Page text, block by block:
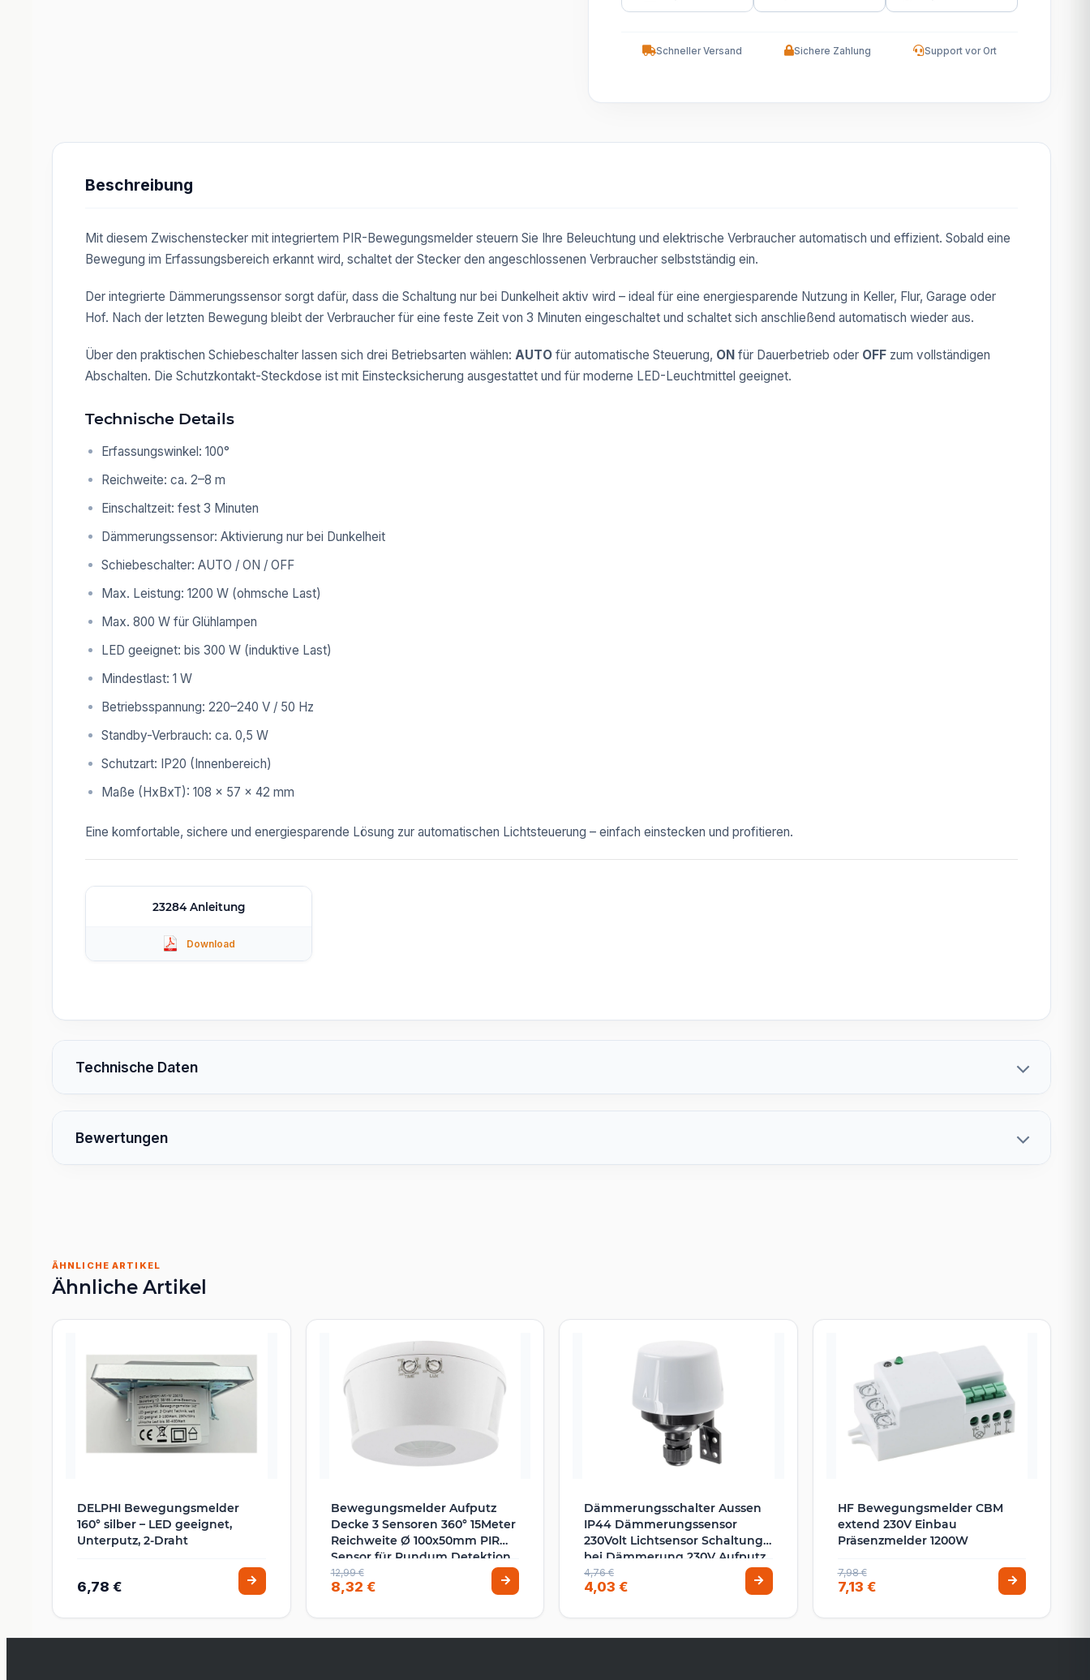
Schneller Versand Sichere Zahlung Support vor Ort
Beschreibung
Mit diesem Zwischenstecker mit integriertem PIR-Bewegungsmelder steuern Sie Ihre Beleuchtung und elektrische Verbraucher automatisch und effizient. Sobald eine
Bewegung im Erfassungsbereich erkannt wird, schaltet der Stecker den angeschlossenen Verbraucher selbstständig ein.
Der integrierte Dämmerungssensor sorgt dafür, dass die Schaltung nur bei Dunkelheit aktiv wird – ideal für eine energiesparende Nutzung in Keller, Flur, Garage oder
Hof. Nach der letzten Bewegung bleibt der Verbraucher für eine feste Zeit von 3 Minuten eingeschaltet und schaltet sich anschließend automatisch wieder aus.
Über den praktischen Schiebeschalter lassen sich drei Betriebsarten wählen: AUTO für automatische Steuerung, ON für Dauerbetrieb oder OFF zum vollständigen
Abschalten. Die Schutzkontakt-Steckdose ist mit Einstecksicherung ausgestattet und für moderne LED-Leuchtmittel geeignet.
Technische Details
Erfassungswinkel: 100°
Reichweite: ca. 2–8 m
Einschaltzeit: fest 3 Minuten
Dämmerungssensor: Aktivierung nur bei Dunkelheit
Schiebeschalter: AUTO / ON / OFF
Max. Leistung: 1200 W (ohmsche Last)
Max. 800 W für Glühlampen
LED geeignet: bis 300 W (induktive Last)
Mindestlast: 1 W
Betriebsspannung: 220–240 V / 50 Hz
Standby-Verbrauch: ca. 0,5 W
Schutzart: IP20 (Innenbereich)
Maße (HxBxT): 108 x 57 x 42 mm
Eine komfortable, sichere und energiesparende Lösung zur automatischen Lichtsteuerung – einfach einstecken und profitieren.
23284 Anleitung
Technische Daten
Bewertungen
ÄHNLICHE ARTIKEL
Ähnliche Artikel
DELPHI Bewegungsmelder
160° silber – LED geeignet,
Unterputz, 2-Draht
6,78 €
Bewegungsmelder Aufputz
Decke 3 Sensoren 360° 15Meter
Reichweite Ø 100x50mm PIR
Sensor für Rundum Detektion
Weiß
12,99 €
8,32 €
Dämmerungsschalter Aussen
IP44 Dämmerungssensor
230Volt Lichtsensor Schaltung
bei Dämmerung 230V Aufputz
Montage Ø 108x82mm
4,76 €
4,03 €
HF Bewegungsmelder CBM
extend 230V Einbau
Präsenzmelder 1200W
7,98 €
7,13 €